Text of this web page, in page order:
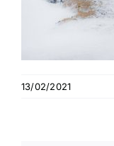
13/02/2021